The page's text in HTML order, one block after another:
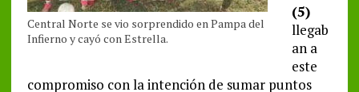
Central Norte se vio sorprendido en Pampa del
Infierno y cayó con Estrella.
(5)
llegab
an a
este
compromiso con la intención de sumar puntos